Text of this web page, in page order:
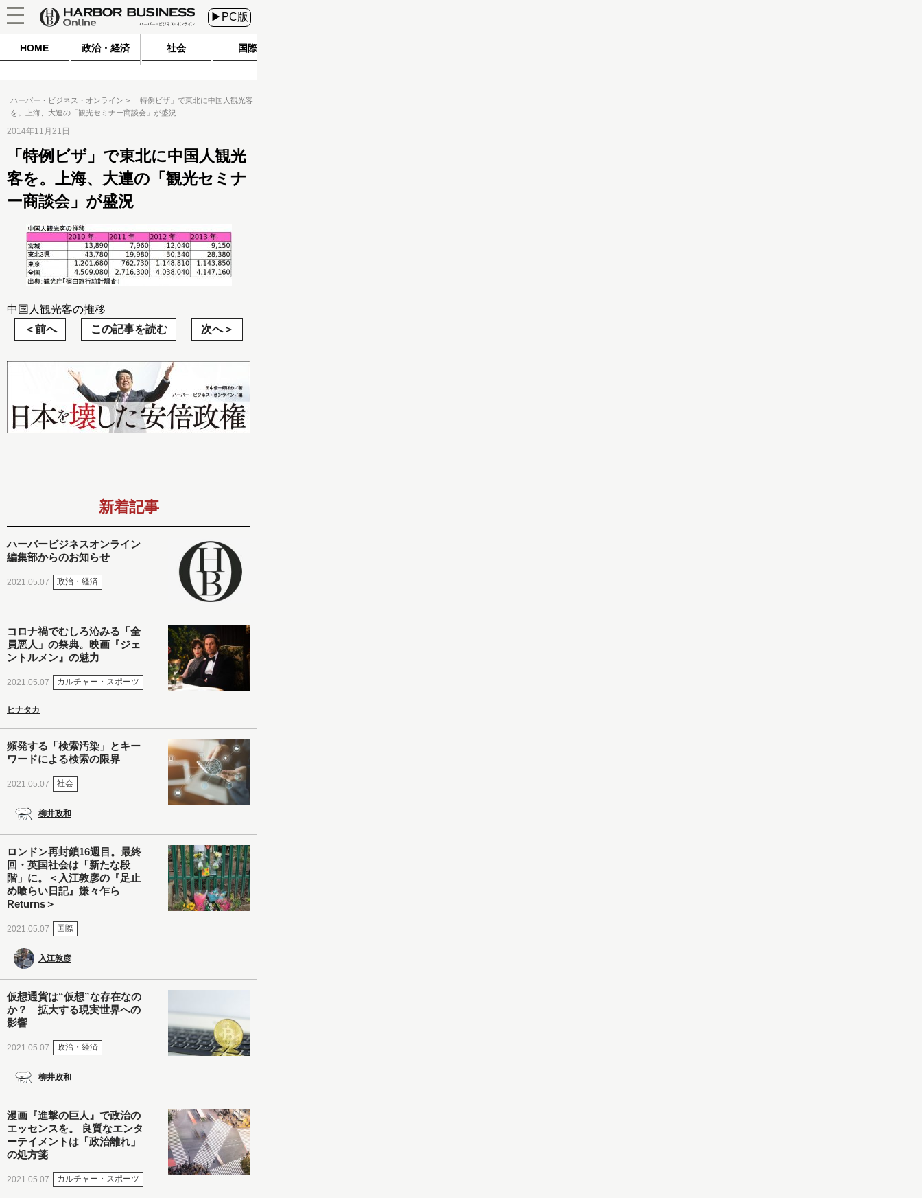
▶PC版
HOME 政治・経済 社会 国際
ハーバー・ビジネス・オンライン
「特例ビザ」で東北に中国人観光客
を。上海、大連の「観光セミナー商談会」が盛況
2014年11月21日
「特例ビザ」で東北に中国人観光
客を。上海、大連の「観光セミナ
ー商談会」が盛況
中国人観光客の推移
前へ
この記事を読む 次へ
新着記事
ハーバービジネスオンライン
編集部からのお知らせ
2021.05.07 政治・経済
コロナ禍でむしろ沁みる「全
員悪人」の祭典。映画『ジェ
ントルメン』の魅力
2021.05.07 カルチャー・スポーツ
ヒナタカ
頻発する「検索汚染」とキー
ワードによる検索の限界
2021.05.07 社会
柳井政和
ロンドン再封鎖16週目。最終
回・英国社会は「新たな段
階」に。＜入江敦彦の『足止
め喰らい日記』嫌々乍ら
Returns＞
2021.05.07 国際
入江敦彦
仮想通貨は“仮想”な存在なの
か？ 拡大する現実世界への
影響
2021.05.07 政治・経済
柳井政和
漫画『進撃の巨人』で政治の
エッセンスを。 良質なエンタ
ーテイメントは「政治離れ」
の処方箋
2021.05.07 カルチャー・スポーツ